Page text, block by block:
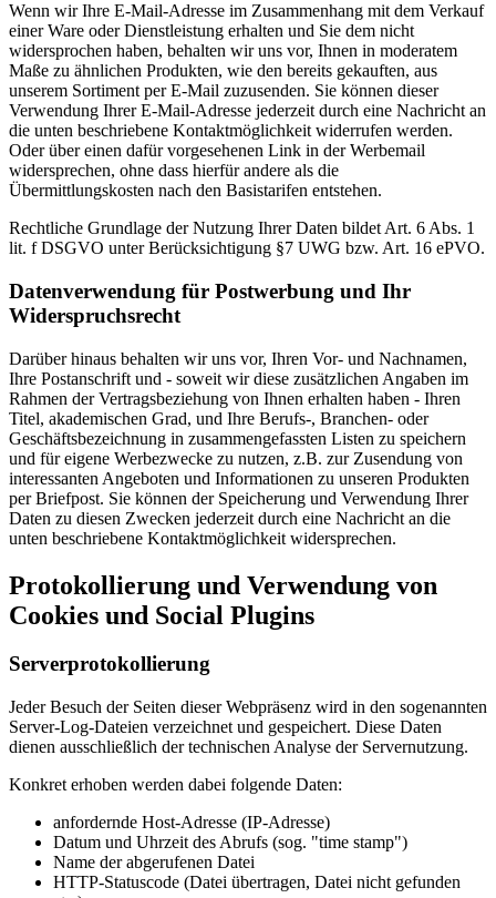
Wenn wir Ihre E-Mail-Adresse im Zusammenhang mit dem Verkauf
einer Ware oder Dienstleistung erhalten und Sie dem nicht
widersprochen haben, behalten wir uns vor, Ihnen in moderatem
Maße zu ähnlichen Produkten, wie den bereits gekauften, aus
unserem Sortiment per E-Mail zuzusenden. Sie können dieser
Verwendung Ihrer E-Mail-Adresse jederzeit durch eine Nachricht an
die unten beschriebene Kontaktmöglichkeit widerrufen werden.
Oder über einen dafür vorgesehenen Link in der Werbemail
widersprechen, ohne dass hierfür andere als die
Übermittlungskosten nach den Basistarifen entstehen.
Rechtliche Grundlage der Nutzung Ihrer Daten bildet Art. 6 Abs. 1
lit. f DSGVO unter Berücksichtigung §7 UWG bzw. Art. 16 ePVO.
Datenverwendung für Postwerbung und Ihr
Widerspruchsrecht
Darüber hinaus behalten wir uns vor, Ihren Vor- und Nachnamen,
Ihre Postanschrift und - soweit wir diese zusätzlichen Angaben im
Rahmen der Vertragsbeziehung von Ihnen erhalten haben - Ihren
Titel, akademischen Grad, und Ihre Berufs-, Branchen- oder
Geschäftsbezeichnung in zusammengefassten Listen zu speichern
und für eigene Werbezwecke zu nutzen, z.B. zur Zusendung von
interessanten Angeboten und Informationen zu unseren Produkten
per Briefpost. Sie können der Speicherung und Verwendung Ihrer
Daten zu diesen Zwecken jederzeit durch eine Nachricht an die
unten beschriebene Kontaktmöglichkeit widersprechen.
Protokollierung und Verwendung von
Cookies und Social Plugins
Serverprotokollierung
Jeder Besuch der Seiten dieser Webpräsenz wird in den sogenannten
Server-Log-Dateien verzeichnet und gespeichert. Diese Daten
dienen ausschließlich der technischen Analyse der Servernutzung.
Konkret erhoben werden dabei folgende Daten:
anfordernde Host-Adresse (IP-Adresse)
Datum und Uhrzeit des Abrufs (sog. "time stamp")
Name der abgerufenen Datei
HTTP-Statuscode (Datei übertragen, Datei nicht gefunden